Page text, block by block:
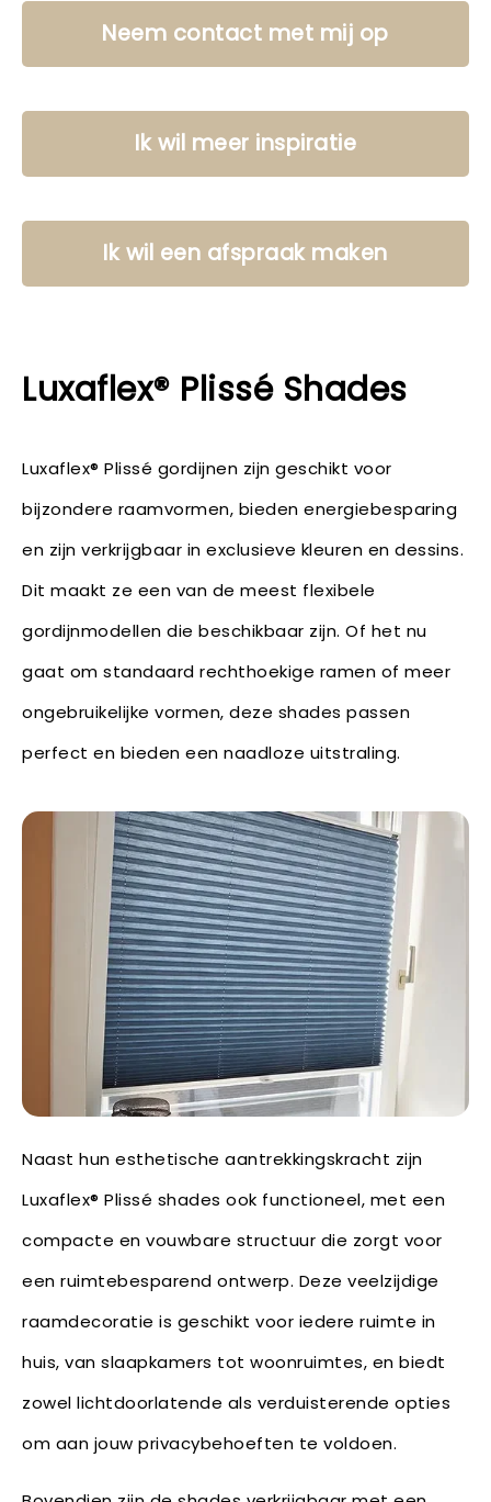
Neem contact met mij op
Ik wil meer inspiratie
Ik wil een afspraak maken
Luxaflex® Plissé Shades
Luxaflex® Plissé gordijnen zijn geschikt voor
bijzondere raamvormen, bieden energiebesparing
en zijn verkrijgbaar in exclusieve kleuren en dessins.
Dit maakt ze een van de meest flexibele
gordijnmodellen die beschikbaar zijn. Of het nu
gaat om standaard rechthoekige ramen of meer
ongebruikelijke vormen, deze shades passen
perfect en bieden een naadloze uitstraling.
Naast hun esthetische aantrekkingskracht zijn
Luxaflex® Plissé shades ook functioneel, met een
compacte en vouwbare structuur die zorgt voor
een ruimtebesparend ontwerp. Deze veelzijdige
raamdecoratie is geschikt voor iedere ruimte in
huis, van slaapkamers tot woonruimtes, en biedt
zowel lichtdoorlatende als verduisterende opties
om aan jouw privacybehoeften te voldoen.